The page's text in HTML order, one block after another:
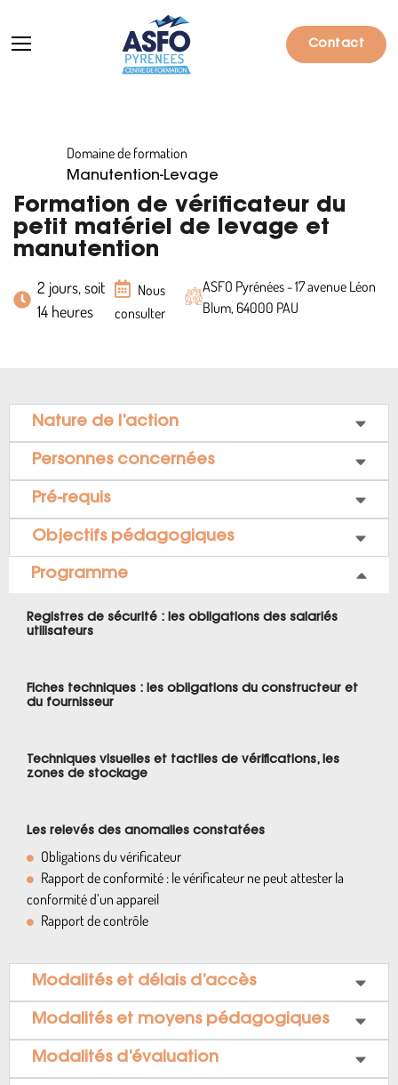
Contact
Formations
Particuliers
Entreprises
Actualités
Domaine de formation
Manutention-Levage
Formation de vérificateur du
petit matériel de levage et
manutention
2 jours, soit
14 heures
Nous
consulter
ASFO Pyrénées - 17 avenue Léon
Blum, 64000 PAU
Nature de l’action
Personnes concernées
Pré-requis
Objectifs pédagogiques
Programme
Registres de sécurité : les obligations des salariés
utilisateurs
Fiches techniques : les obligations du constructeur et
du fournisseur
Techniques visuelles et tactiles de vérifications, les
zones de stockage
Les relevés des anomalies constatées
Obligations du vérificateur
Rapport de conformité : le vérificateur ne peut attester la
conformité d’un appareil
Rapport de contrôle
Modalités et délais d’accès
Modalités et moyens pédagogiques
Modalités d’évaluation